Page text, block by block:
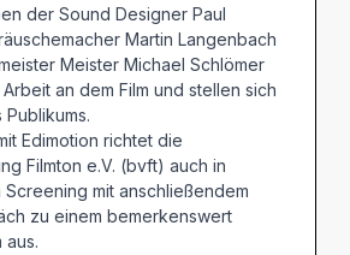
der Sound Designer Paul
Martin Langenbach
Meister Michael Schlömer
an dem Film und stellen sich
Edimotion richtet die
Filmton e.V. (bvft) auch in
mit anschließendem
zu einem bemerkenswert
aus.